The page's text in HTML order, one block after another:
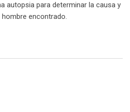
autopsia para determinar la causa y
encontrado.